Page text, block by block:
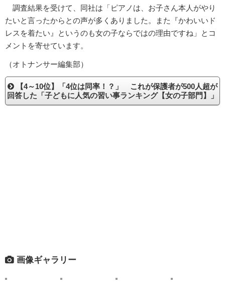
調査結果を受けて、同社は「ピアノは、お子さん本人がやり
たいと言ったからとの声が多くありました。また『かわいいド
レスを着たい』というのも女の子ならではの理由ですね」とコ
メントを寄せています。
（オトナンサー編集部）
【4～10位】「4位は同率！？」 これが保護者が500人超が
回答した「子どもに人気の習い事ランキング【女の子部門】」
画像ギャラリー